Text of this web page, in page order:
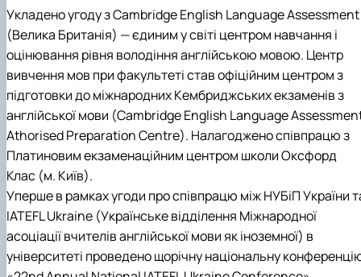
Укладено угоду з Cambridge English Language Assessment
(Велика Британія) — єдиним у світі центром навчання і
оцінювання рівня володіння англійською мовою. Центр
вивчення мов при факультеті став офіційним центром з
підготовки до міжнародних Кембриджських екзаменів з
англійської мови (Cambridge English Language
Athorised Preparation Centre). Налагоджено співпрацю з
Платиновим екзаменаційним центром школи Оксфорд
Клас (м. Київ).
Уперше в рамках угоди про співпрацю між НУБіП України
IATEFL Ukraine (Українське відділення Міжнародної
асоціації вчителів англійської мови як іноземної) в
університеті проведено щорічну національну